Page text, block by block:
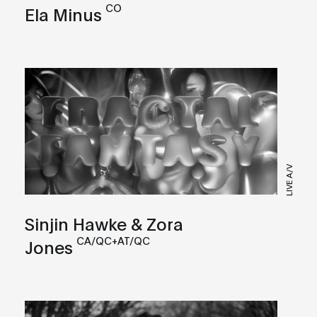
Ela Minus CO
LIVE A/V
Sinjin Hawke & Zora
Jones CA/QC+AT/QC